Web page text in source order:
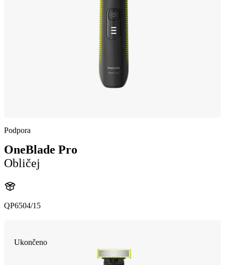
Podpora
OneBlade Pro
Obličej
QP6504/15
Ukončeno